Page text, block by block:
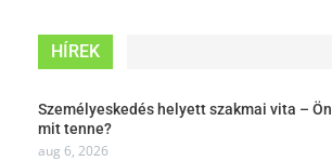
HÍREK
Személyeskedés helyett szakmai vita – Ön
mit tenne?
aug 6, 2026